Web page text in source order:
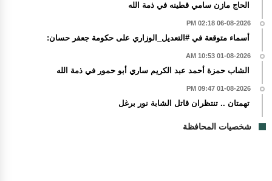
الحاج مازن سامي قطينه في ذمة الله
06-08-2026 02:18 PM
أسماء متوقعة في #التعديل_الوزاري على حكومة جعفر حسان:
01-08-2026 10:53 AM
الشاب حمزة أحمد عبد الكريم ساري أبو حمور في ذمة الله
01-08-2026 09:47 PM
تهمتان .. تنتظران قاتل الشابة نور برغل
شخصيات المحافظة